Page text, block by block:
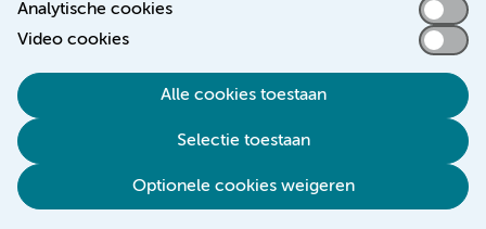
Analytische cookies
Video cookies
Alle cookies toestaan
Selectie toestaan
Optionele cookies weigeren
Toegankelijkheidsverklaring
Responsible disclosure